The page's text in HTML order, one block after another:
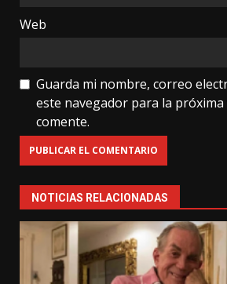
Web
Guarda mi nombre, correo
este navegador para la próxima
comente.
NOTICIAS RELACIONADAS